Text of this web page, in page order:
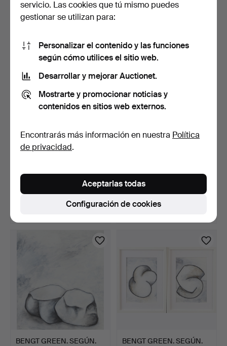
Gambas, tinta/color sobr…
2 días
64 USD
KONSTNÄR. Barco C.B.
32 USD
KONSTNÄR. Plaza con
fuente, …
3 días
JAKOBSSON. Nenúfares,
Estimación
BENGT GREEN. SEGÚN.
BENGT GREEN. SEGÚN.
servicio. Las cookies que tú mismo puedes
gestionar se utilizan para:
Personalizar el contenido y las funciones
según cómo utilices el sitio web.
Desarrollar y mejorar Auctionet.
Mostrarte y promocionar noticias y
contenidos en sitios web externos.
Encontrarás más información en nuestra Política
de privacidad.
Configuración de cookies
Aceptarlas todas